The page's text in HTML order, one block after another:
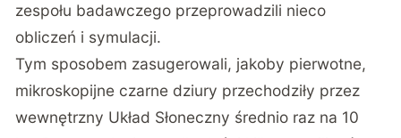
zespołu badawczego przeprowadzili nieco
obliczeń i symulacji.
Tym sposobem zasugerowali, jakoby pierwotne,
mikroskopijne czarne dziury przechodziły przez
wewnętrzny Układ Słoneczny średnio raz na 10